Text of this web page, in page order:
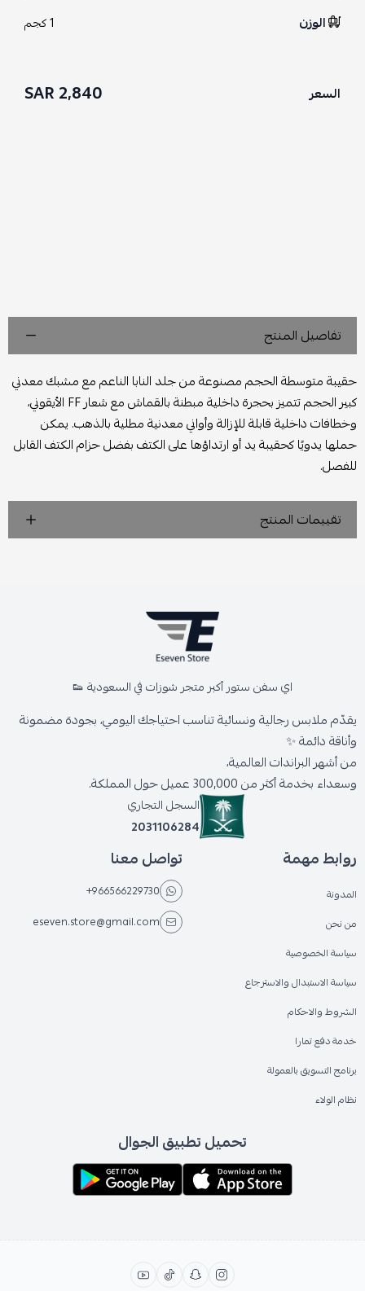
الوزن 1 كجم
السعر 2,840 SAR
تفاصيل المنتج
حقيبة متوسطة الحجم مصنوعة من جلد النابا الناعم مع مشبك معدني
كبير الحجم تتميز بحجرة داخلية مبطنة بالقماش مع شعار FF الأيقوني،
وخطافات داخلية قابلة للإزالة وأواني معدنية مطلية بالذهب. يمكن
حملها يدويًا كحقيبة يد أو ارتداؤها على الكتف بفضل حزام الكتف القابل
للفصل.
تقييمات المنتج
اي سفن ستور أكبر متجر شوزات في السعودية 👟
يقدّم ملابس رجالية ونسائية تناسب احتياجك اليومي، بجودة مضمونة
وأناقة دائمة ✨
من أشهر البراندات العالمية،
وسعداء بخدمة أكثر من 300,000 عميل حول المملكة.
السجل التجاري
2031106284
روابط مهمة
المدونة
من نحن
سياسة الخصوصية
سياسة الاستبدال والاسترجاع
الشروط والاحكام
خدمة دفع تمارا
برنامج التسويق بالعمولة
نظام الولاء
تواصل معنا
+966566229730
eseven.store@gmail.com
تحميل تطبيق الجوال